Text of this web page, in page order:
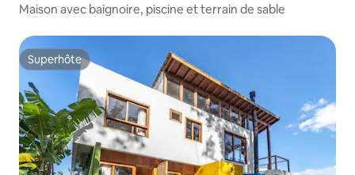
Maison avec baignoire, piscine et terrain de sable
Superhôte
Superhôte